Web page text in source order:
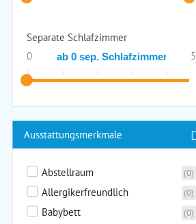
Separate Schlafzimmer
0
5
Ausstattungsmerkmale
Abstellraum (0)
Allergikerfreundlich (0)
Babybett (0)